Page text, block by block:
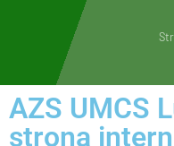
AZS UMCS
strona